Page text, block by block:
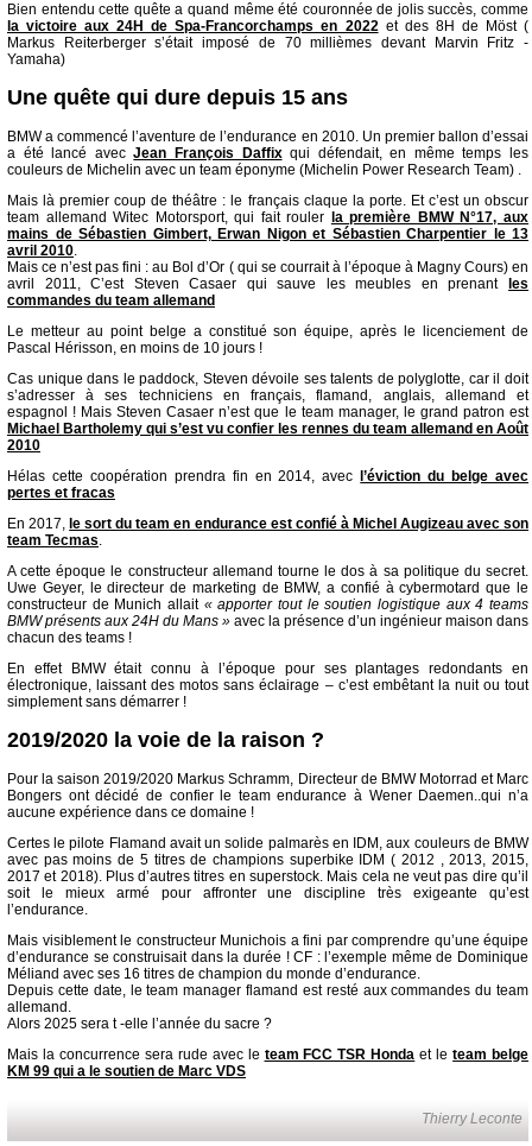
Bien entendu cette quête a quand même été couronnée de jolis succès, comme
la victoire aux 24H de Spa-Francorchamps en 2022et des 8H de Möst (
Markus Reiterberger s’était imposé de 70 millièmes devant Marvin Fritz -
Yamaha)
Une quête qui dure depuis 15 ans
BMW a commencé l’aventure de l’endurance en 2010. Un premier ballon d’essai
a été lancé avecJean François Daffixqui défendait, en même temps les
couleurs de Michelin avec un team éponyme (Michelin Power Research Team) .
Mais là premier coup de théâtre : le français claque la porte. Et c’est un obscur
team allemand Witec Motorsport, qui fait rouler
la première BMW N°17, aux
mains de Sébastien Gimbert, Erwan Nigon et Sébastien Charpentier le 13
avril 2010.
Mais ce n’est pas fini : au Bol d’Or ( qui se courrait à l’époque à Magny Cours) en
avril 2011, C’est Steven Casaer qui sauve les meubles en prenant
les
commandes du team allemand
Le metteur au point belge a constitué son équipe, après le licenciement de
Pascal Hérisson, en moins de 10 jours !
Cas unique dans le paddock, Steven dévoile ses talents de polyglotte, car il doit
s’adresser à ses techniciens en français, flamand, anglais, allemand et
espagnol ! Mais Steven Casaer n’est que le team manager, le grand patron est
Michael Bartholemy qui s’est vu confier les rennes du team allemand en Août
2010
Hélas cette coopération prendra fin en 2014, avec
l’éviction du belge avec
pertes et fracas
En 2017, le sort du team en endurance est confié à Michel Augizeau avec son
team Tecmas.
A cette époque le constructeur allemand tourne le dos à sa politique du secret.
Uwe Geyer, le directeur de marketing de BMW, a confié à cybermotard que le
constructeur de Munich allait « apporter tout le soutien logistique aux 4 teams
BMW présents aux 24H du Mans »avec la présence d’un ingénieur maison dans
chacun des teams !
En effet BMW était connu à l’époque pour ses plantages redondants en
électronique, laissant des motos sans éclairage – c’est embêtant la nuit ou tout
simplement sans démarrer !
2019/2020 la voie de la raison ?
Pour la saison 2019/2020 Markus Schramm, Directeur de BMW Motorrad et Marc
Bongers ont décidé de confier le team endurance à Wener Daemen..qui n’a
aucune expérience dans ce domaine !
Certes le pilote Flamand avait un solide palmarès en IDM, aux couleurs de BMW
avec pas moins de 5 titres de champions superbike IDM ( 2012 , 2013, 2015,
2017 et 2018). Plus d’autres titres en superstock. Mais cela ne veut pas dire qu’il
soit le mieux armé pour affronter une discipline très exigeante qu’est
l’endurance.
Mais visiblement le constructeur Munichois a fini par comprendre qu’une équipe
d’endurance se construisait dans la durée ! CF : l’exemple même de Dominique
Méliand avec ses 16 titres de champion du monde d’endurance.
Depuis cette date, le team manager flamand est resté aux commandes du team
allemand.
Alors 2025 sera t -elle l’année du sacre ?
Mais la concurrence sera rude avec le team FCC TSR Honda et leteam belge
KM 99 qui a le soutien de Marc VDS
Thierry Leconte